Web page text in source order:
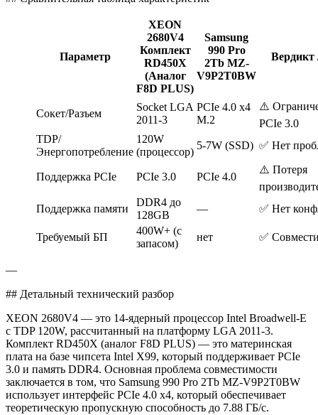
Параметр
XEON
2680V4
Комплект
RD450X
(Аналог
F8D PLUS)
Samsung
990 Pro
2Tb MZ-
V9P2T0BW
Вердикт
Сокет/Разъем
Socket LGA
2011-3
PCIe 4.0 x4
M.2
⚠️
PCIe 3.0
TDP/
Энергопотребление
120W
(процессор)
5-7W (SSD) ✅ Нет
Поддержка PCIe PCIe 3.0 PCIe 4.0
⚠️ Потеря
Поддержка памяти
DDR4 до
128GB
— ✅ Нет
Требуемый БП
400W+ (с
запасом)
нет ✅
—
## Детальный технический разбор
XEON 2680V4 — это 14-ядерный процессор Intel Broadwell-E
с TDP 120W, рассчитанный на платформу LGA 2011-3.
Комплект RD450X (аналог F8D PLUS) — это материнская
плата на базе чипсета Intel X99, который поддерживает PCIe
3.0 и память DDR4. Основная проблема совместимости
заключается в том, что Samsung 990 Pro 2Tb MZ-V9P2T0BW
использует интерфейс PCIe 4.0 x4, который обеспечивает
теоретическую пропускную способность до 7.88 ГБ/с.